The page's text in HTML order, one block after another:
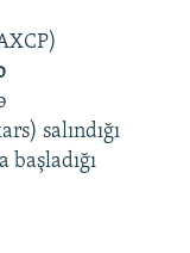
360p
720p
1080p
salındığı
başladığı